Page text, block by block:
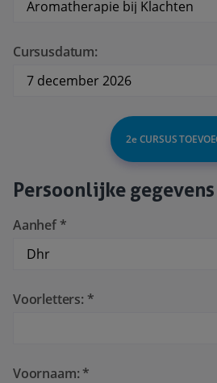
Cursusdatum:
2e CURSUS
Persoonlijke gegevens
Aanhef *
Voorletters: *
Voornaam: *